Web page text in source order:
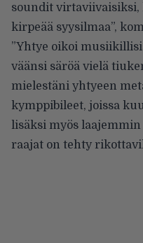
soundit
kirpeää syysilmaa”,
”Yhtye oikoi
väänsi säröä vielä
mielestäni yhtyeen
kymppibileet, joissa
lisäksi myös
raajat on tehty